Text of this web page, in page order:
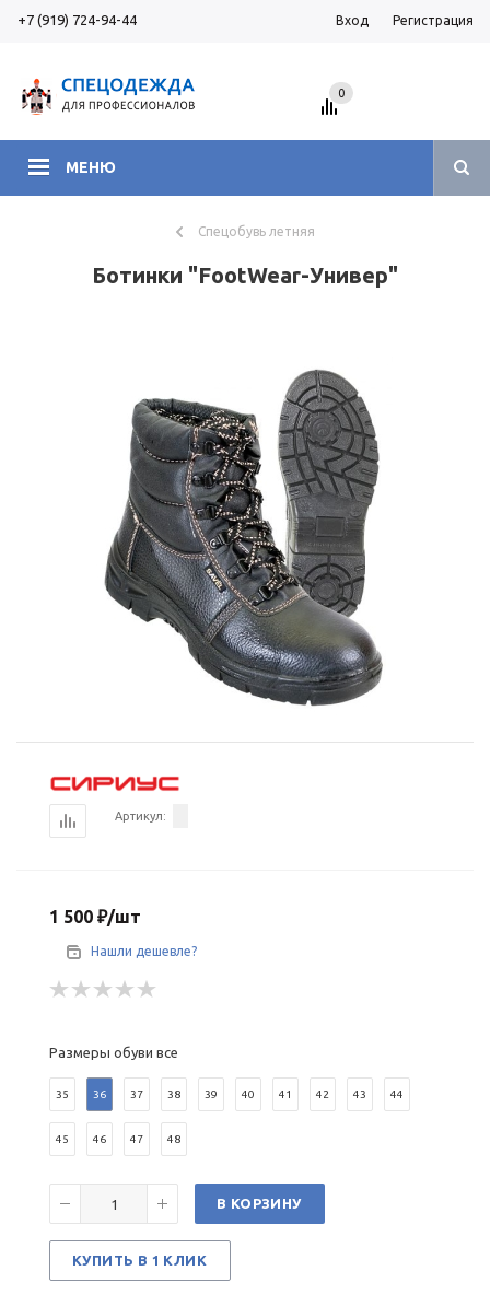
+7 (919) 724-94-44 Вход Регистрация
МЕНЮ
0
Спецобувь летняя
Ботинки "FootWear-Универ"
Артикул:
1 500 ₽/шт
Нашли дешевле?
Размеры обуви все
35 36 37 38 39 40 41 42 43 44
45 46 47 48
В КОРЗИНУ
КУПИТЬ В 1 КЛИК